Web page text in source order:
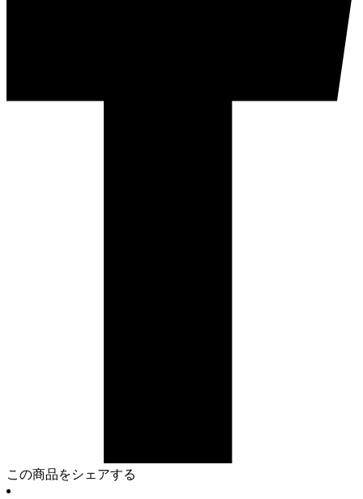
この商品をシェアする